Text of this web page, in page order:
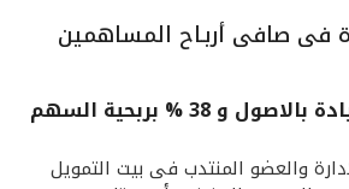
% زيادة فى صافى أربـاح المساهمين
والعضو المنتدب فى بيت التمويل